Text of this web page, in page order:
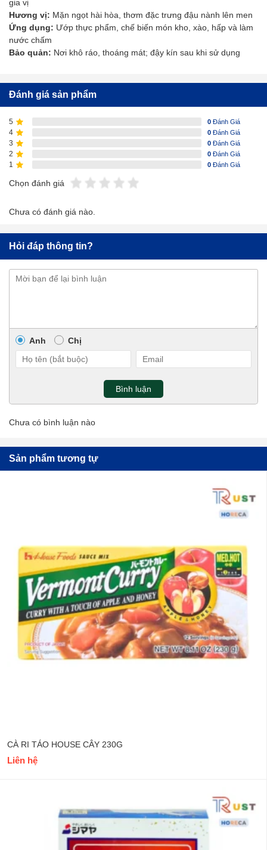
gia vị
Hương vị: Mặn ngọt hài hòa, thơm đặc trưng đậu nành lên men
Ứng dụng: Ướp thực phẩm, chế biến món kho, xào, hấp và làm
nước chấm
Bảo quản: Nơi khô ráo, thoáng mát; đậy kín sau khi sử dụng
Đánh giá sản phẩm
5 0 Đánh Giá
4 0 Đánh Giá
3 0 Đánh Giá
2 0 Đánh Giá
1 0 Đánh Giá
Chọn đánh giá
Chưa có đánh giá nào.
Hỏi đáp thông tin?
Anh Chị
Bình luận
Chưa có bình luận nào
Sản phẩm tương tự
CÀ RI TÁO HOUSE CÂY 230G
Liên hệ